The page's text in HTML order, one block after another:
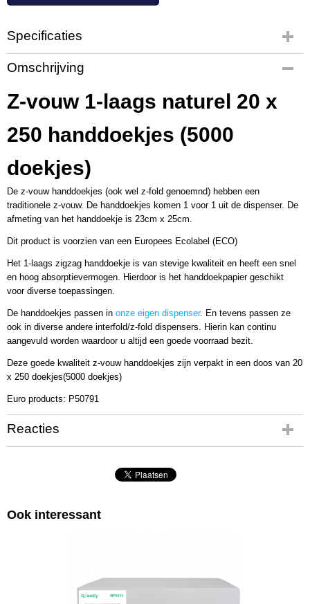
Specificaties
Productcode
MP8025
Productcode leverancier
P50791
23 x 25 x 0 cm
Omschrijving
Z-vouw 1-laags naturel 20 x
250 handdoekjes (5000
doekjes)
De z-vouw handdoekjes (ook wel z-fold genoemnd) hebben een
traditionele z-vouw. De handdoekjes komen 1 voor 1 uit de dispenser. De
afmeting van het handdoekje is 23cm x 25cm.
Dit product is voorzien van een Europees Ecolabel (ECO)
Het 1-laags zigzag handdoekje is van stevige kwaliteit en heeft een snel
en hoog absorptievermogen. Hierdoor is het handdoekpapier geschikt
voor diverse toepassingen.
De handdoekjes passen in onze eigen dispenser. En tevens passen ze
ook in diverse andere interfold/z-fold dispensers. Hierin kan continu
aangevuld worden waardoor u altijd een goede voorraad bezit.
Deze goede kwaliteit z-vouw handdoekjes zijn verpakt in een doos van 20
x 250 doekjes(5000 doekjes)
Euro products: P50791
Reacties
Ook interessant